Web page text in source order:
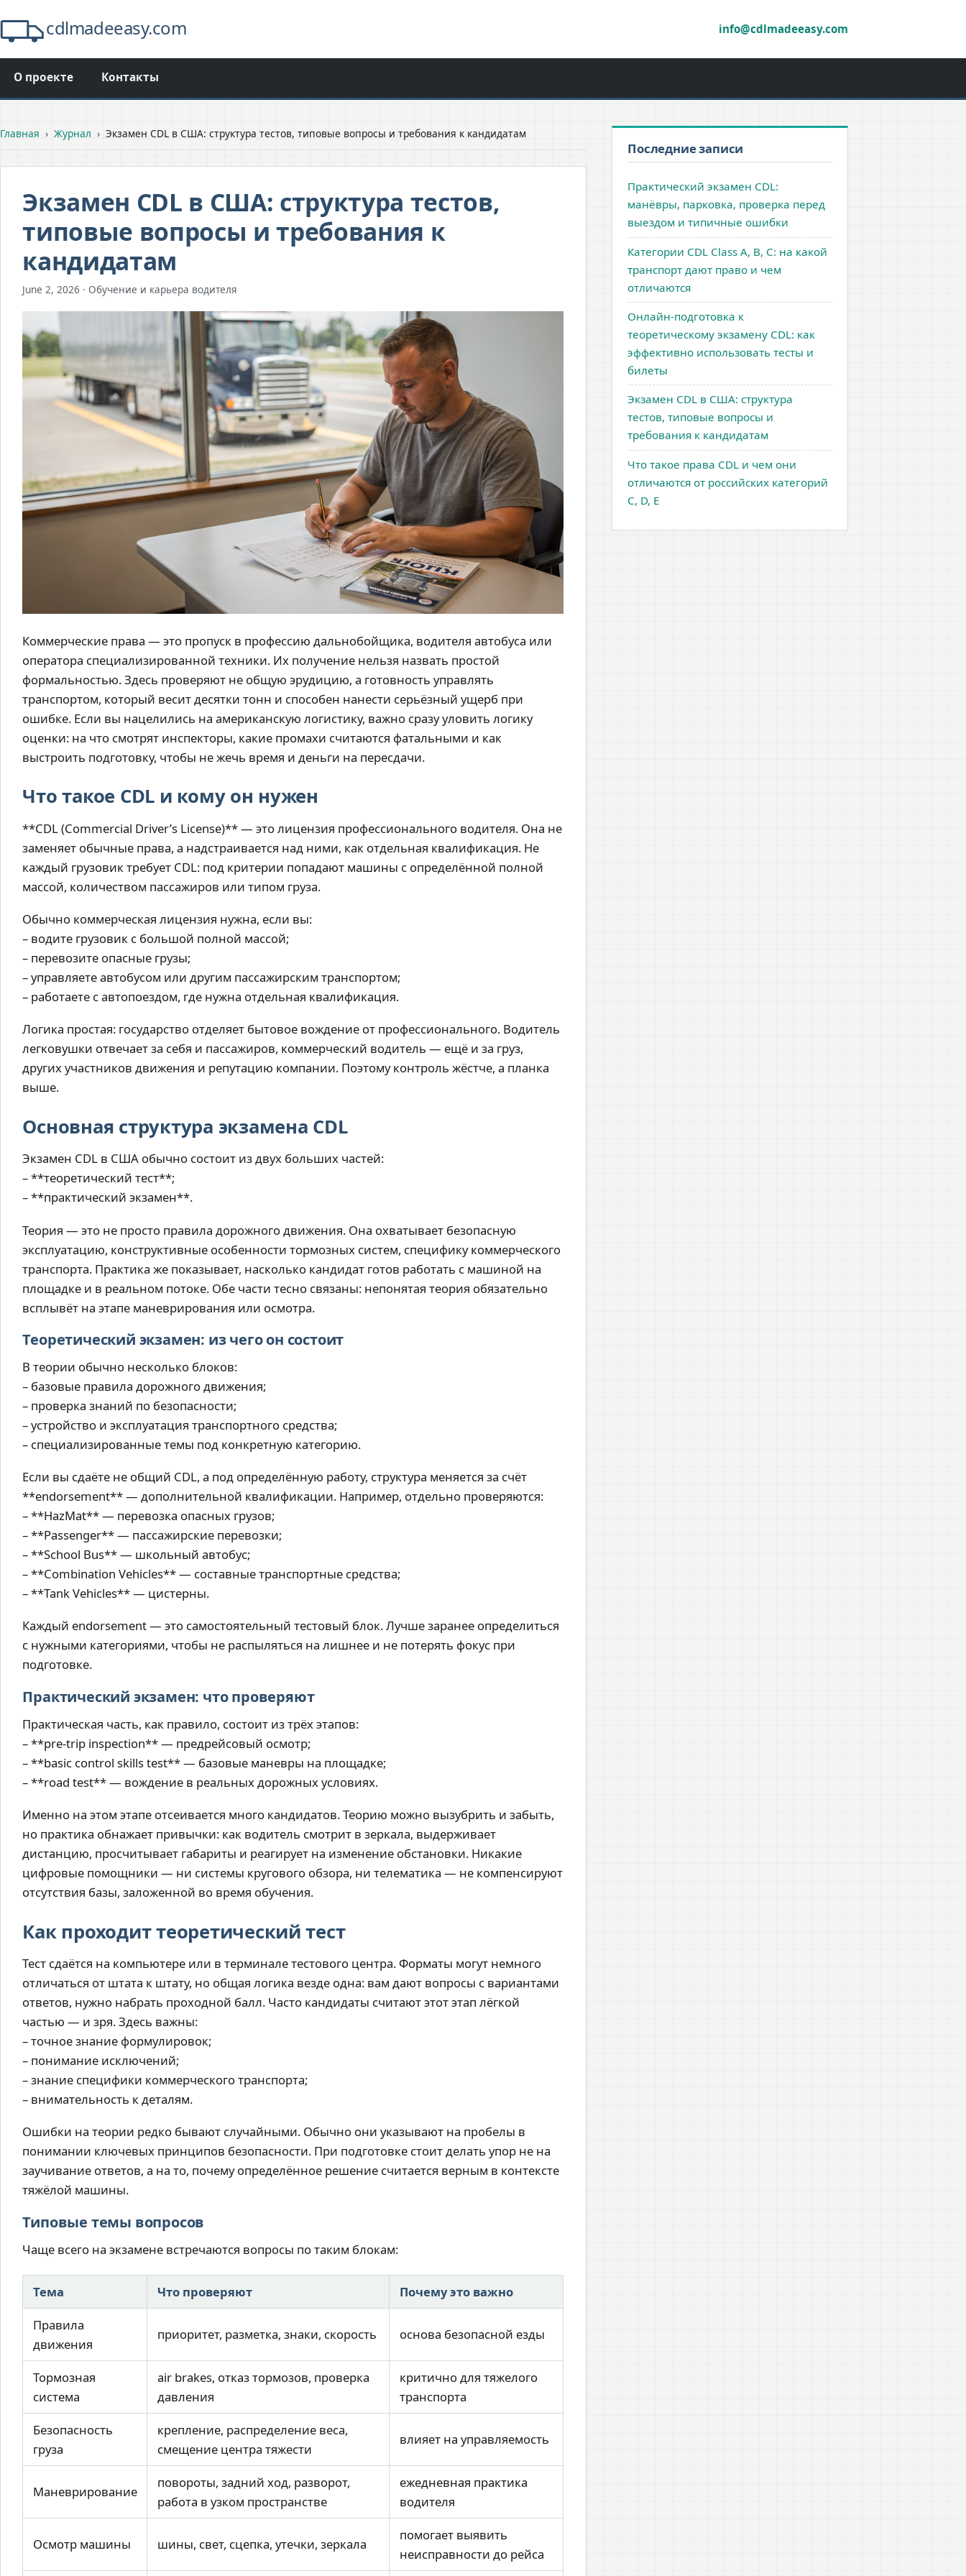
cdlmadeeasy.com info@cdlmadeeasy.com
О проекте Контакты
Главная › Журнал › Экзамен CDL в США: структура тестов, типовые вопросы и требования к кандидатам
Экзамен CDL в США: структура тестов,
типовые вопросы и требования к
кандидатам
June 2, 2026 · Обучение и карьера водителя
Коммерческие права — это пропуск в профессию дальнобойщика, водителя автобуса или
оператора специализированной техники. Их получение нельзя назвать простой
формальностью. Здесь проверяют не общую эрудицию, а готовность управлять
транспортом, который весит десятки тонн и способен нанести серьёзный ущерб при
ошибке. Если вы нацелились на американскую логистику, важно сразу уловить логику
оценки: на что смотрят инспекторы, какие промахи считаются фатальными и как
выстроить подготовку, чтобы не жечь время и деньги на пересдачи.
Что такое CDL и кому он нужен
**CDL (Commercial Driver’s License)** — это лицензия профессионального водителя. Она не
заменяет обычные права, а надстраивается над ними, как отдельная квалификация. Не
каждый грузовик требует CDL: под критерии попадают машины с определённой полной
массой, количеством пассажиров или типом груза.
Обычно коммерческая лицензия нужна, если вы:
– водите грузовик с большой полной массой;
– перевозите опасные грузы;
– управляете автобусом или другим пассажирским транспортом;
– работаете с автопоездом, где нужна отдельная квалификация.
Логика простая: государство отделяет бытовое вождение от профессионального. Водитель
легковушки отвечает за себя и пассажиров, коммерческий водитель — ещё и за груз,
других участников движения и репутацию компании. Поэтому контроль жёстче, а планка
выше.
Основная структура экзамена CDL
Экзамен CDL в США обычно состоит из двух больших частей:
– **теоретический тест**;
– **практический экзамен**.
Теория — это не просто правила дорожного движения. Она охватывает безопасную
эксплуатацию, конструктивные особенности тормозных систем, специфику коммерческого
транспорта. Практика же показывает, насколько кандидат готов работать с машиной на
площадке и в реальном потоке. Обе части тесно связаны: непонятая теория обязательно
всплывёт на этапе маневрирования или осмотра.
Теоретический экзамен: из чего он состоит
В теории обычно несколько блоков:
– базовые правила дорожного движения;
– проверка знаний по безопасности;
– устройство и эксплуатация транспортного средства;
– специализированные темы под конкретную категорию.
Если вы сдаёте не общий CDL, а под определённую работу, структура меняется за счёт
**endorsement** — дополнительной квалификации. Например, отдельно проверяются:
– **HazMat** — перевозка опасных грузов;
– **Passenger** — пассажирские перевозки;
– **School Bus** — школьный автобус;
– **Combination Vehicles** — составные транспортные средства;
– **Tank Vehicles** — цистерны.
Каждый endorsement — это самостоятельный тестовый блок. Лучше заранее определиться
с нужными категориями, чтобы не распыляться на лишнее и не потерять фокус при
подготовке.
Практический экзамен: что проверяют
Практическая часть, как правило, состоит из трёх этапов:
– **pre-trip inspection** — предрейсовый осмотр;
– **basic control skills test** — базовые маневры на площадке;
– **road test** — вождение в реальных дорожных условиях.
Именно на этом этапе отсеивается много кандидатов. Теорию можно вызубрить и забыть,
но практика обнажает привычки: как водитель смотрит в зеркала, выдерживает
дистанцию, просчитывает габариты и реагирует на изменение обстановки. Никакие
цифровые помощники — ни системы кругового обзора, ни телематика — не компенсируют
отсутствия базы, заложенной во время обучения.
Как проходит теоретический тест
Тест сдаётся на компьютере или в терминале тестового центра. Форматы могут немного
отличаться от штата к штату, но общая логика везде одна: вам дают вопросы с вариантами
ответов, нужно набрать проходной балл. Часто кандидаты считают этот этап лёгкой
частью — и зря. Здесь важны:
– точное знание формулировок;
– понимание исключений;
– знание специфики коммерческого транспорта;
– внимательность к деталям.
Ошибки на теории редко бывают случайными. Обычно они указывают на пробелы в
понимании ключевых принципов безопасности. При подготовке стоит делать упор не на
заучивание ответов, а на то, почему определённое решение считается верным в контексте
тяжёлой машины.
Типовые темы вопросов
Чаще всего на экзамене встречаются вопросы по таким блокам:
Тема Что проверяют
Почему это важно
Правила
движения
приоритет, разметка, знаки, скорость основа безопасной езды
Тормозная
система
air brakes, отказ тормозов, проверка
давления
критично для тяжелого
транспорта
Безопасность
груза
крепление, распределение веса,
смещение центра тяжести
влияет на управляемость
Маневрирование
повороты, задний ход, разворот,
работа в узком пространстве
ежедневная практика
водителя
Осмотр машины шины, свет, сцепка, утечки, зеркала
помогает выявить
неисправности до рейса
Последние записи
Практический экзамен CDL:
манёвры, парковка, проверка перед
выездом и типичные ошибки
Категории CDL Class A, B, C: на какой
транспорт дают право и чем
отличаются
Онлайн-подготовка к
теоретическому экзамену CDL: как
эффективно использовать тесты и
билеты
Экзамен CDL в США: структура
тестов, типовые вопросы и
требования к кандидатам
Что такое права CDL и чем они
отличаются от российских категорий
C, D, E